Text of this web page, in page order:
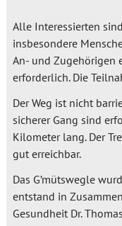
Alle Interessierten
insbesondere
An- und Zugehörigen
erforderlich. Die
Der Weg ist nicht
sicherer Gang sind
Kilometer lang. Der
gut erreichbar.
Das G’mütswegle
entstand in
Gesundheit Dr.